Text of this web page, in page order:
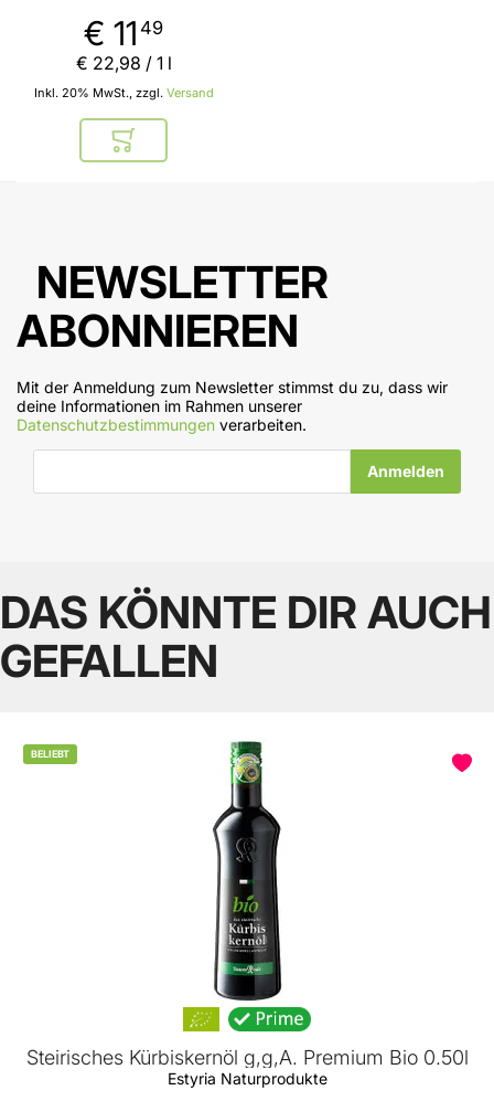
€ 11 49
Inkl. 20% MwSt., zzgl. Versand
€ 22,98 / 1 l
In den Warenkorb
NEWSLETTER
ABONNIEREN
Mit der Anmeldung zum Newsletter stimmst du zu, dass wir
deine Informationen im Rahmen unserer
Datenschutzbestimmungen verarbeiten.
E-Mail-Adresse
DAS KÖNNTE DIR AUCH
GEFALLEN
BELIEBT
Steirisches Kürbiskernöl g,g,A. Premium Bio 0.50l
Estyria Naturprodukte